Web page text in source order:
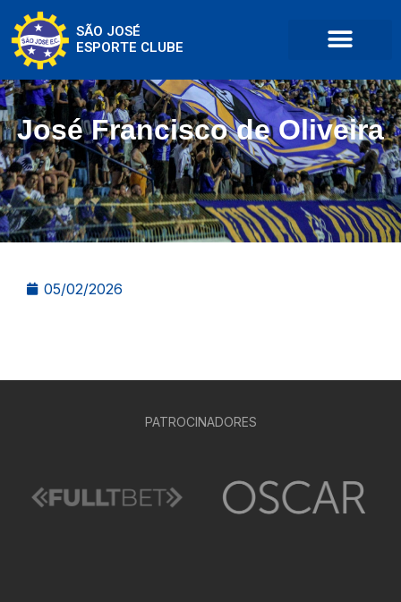
SÃO JOSÉ
ESPORTE CLUBE
José Francisco de Oliveira
05/02/2026
PATROCINADORES